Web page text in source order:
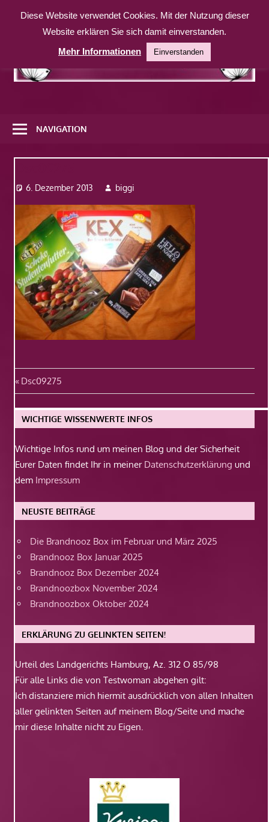
Inhalt
weitere
Website
NAVIGATION
6. Dezember 2013 biggi
Beitragsnavigation
Vorheriger
Beitrag:
Dsc09275
WICHTIGE WISSENWERTE INFOS
Wichtige Infos rund um meinen Blog und der Sicherheit
Eurer Daten findet Ihr in meiner Datenschutzerklärung und
dem Impressum
NEUSTE BEITRÄGE
Die Brandnooz Box im Februar und März 2025
Brandnooz Box Januar 2025
Brandnooz Box Dezember 2024
Brandnoozbox November 2024
Brandnoozbox Oktober 2024
ERKLÄRUNG ZU GELINKTEN SEITEN!
Urteil des Landgerichts Hamburg, Az. 312 O 85/98
Für alle Links die von Testwoman abgehen gilt:
Ich distanziere mich hiermit ausdrücklich von allen Inhalten
aller gelinkten Seiten auf meinem Blog/Seite und mache
mir diese Inhalte nicht zu Eigen.
Diese Website verwendet Cookies. Mit der Nutzung dieser
Website erklären Sie sich damit einverstanden.
Mehr Informationen
Einverstanden